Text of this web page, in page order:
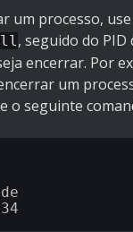
um processo,
, seguido do PID
encerrar. Por
um
o seguinte